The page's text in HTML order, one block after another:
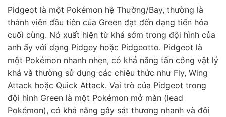
Pidgeot là một Pokémon hệ Thường/Bay, thường là
thành viên đầu tiên của Green đạt đến dạng tiến hóa
cuối cùng. Nó xuất hiện từ khá sớm trong đội hình của
anh ấy với dạng Pidgey hoặc Pidgeotto. Pidgeot là
một Pokémon nhanh nhẹn, có khả năng tấn công vật lý
khá và thường sử dụng các chiêu thức như Fly, Wing
Attack hoặc Quick Attack. Vai trò của Pidgeot trong
đội hình Green là một Pokémon mở màn (lead
Pokémon), có khả năng gây sát thương nhanh và đôi